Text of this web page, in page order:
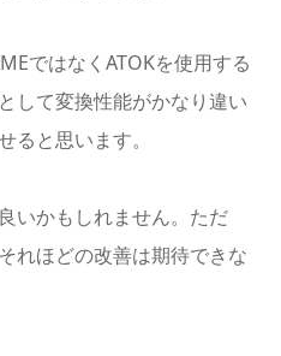
ではなくATOKを使用する
して変換性能がかなり違い
ると思います。
いかもしれません。ただ
れほどの改善は期待できな